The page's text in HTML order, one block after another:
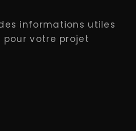
informations utiles
pour votre projet